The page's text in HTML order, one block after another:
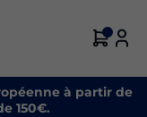
à partir de
150€.